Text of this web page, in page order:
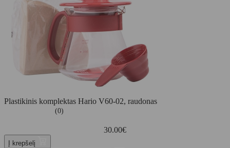
Plastikinis komplektas Hario V60-02, raudonas
(0)
30.00€
Į krepšelį